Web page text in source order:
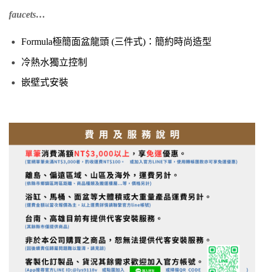
faucets…
Formula極簡面盆龍頭 (三件式)： 簡約時尚造型
冷熱水獨立控制
嵌壁式安裝